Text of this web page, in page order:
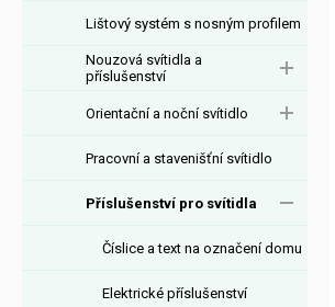
Lištový systém s nosným profilem
Nouzová svítidla a
příslušenství
Orientační a noční svítidlo
Pracovní a stavenišťní svítidlo
Příslušenství pro svítidla
Číslice a text na označení domu
Elektrické příslušenství